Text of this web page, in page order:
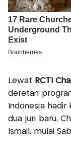
Lewat RCTI
deretan
Indonesia
dua juri baru,
Ismail, mulai